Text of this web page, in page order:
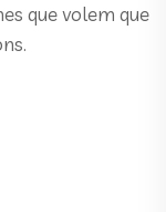
que volem que